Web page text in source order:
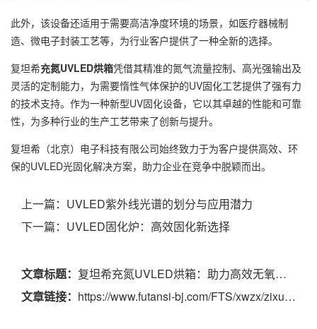
此外，该设备还适用于需要高洁净度环境的场景，如医疗器械制
造、微电子封装工艺等，为行业客户提供了一种全新的选择。
复坦希充氮UVLED烘箱凭借其精准的氮气流量控制、高光强输出及
灵活的定制能力，为需要惰性气体保护的UV固化工艺提供了强有力
的技术支持。作为一种新型UV固化设备，它以其卓越的性能和可靠
性，为多种行业的生产工艺带来了创新与提升。
复坦希（北京）电子科技有限公司始终致力于为客户提供高效、环
保的UVLED光固化解决方案，助力企业在竞争中脱颖而出。
上一篇： UVLED紫外线光谱的划分与应用潜力
下一篇： UVLED固化炉：高效固化新选择
文章标题： 复坦希充氮UVLED烘箱：助力高效无氧环境固化
文章链接： https://www.futansi-bj.com/FTS/xwzx/zixun/839.html